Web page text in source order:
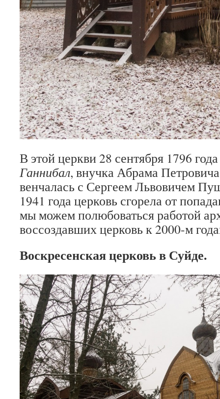
В этой церкви 28 сентября 1796
Ганнибал, внучка Абрама
венчалась с Сергеем Львовичем
1941 года церковь сгорела от
мы можем полюбоваться работой
воссоздавших церковь к 2000-м
Воскресенская церковь в Суйде.